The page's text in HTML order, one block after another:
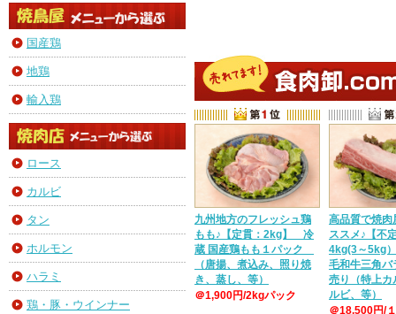
国産鶏
地鶏
輸入鶏
ロース
カルビ
タン
ホルモン
ハラミ
鶏・豚・ウインナー
九州地方のフレッシュ鶏
もも♪【定貫：2kg】 冷
蔵 国産鶏もも１パック
（唐揚、煮込み、照り焼
き、蒸し、等）
＠1,900円/2kgパック
高品質で焼肉
ススメ♪【不
4kg(3～5kg
毛和牛三角バ
売り（特上カ
ルビ、等）
＠18,500円/